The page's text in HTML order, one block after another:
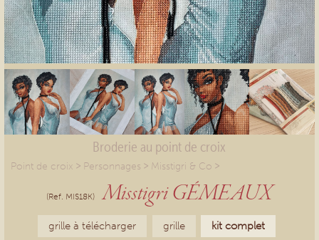
Broderie au point de croix
Point de croix > Personnages > Misstigri & Co >
(Ref. MIS18K) Misstigri GÉMEAUX
grille à télécharger grille kit complet